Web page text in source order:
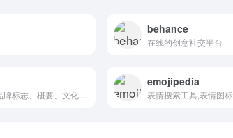
behance
在线的创意社交平台
emojipedia
表情搜索工具,表情图